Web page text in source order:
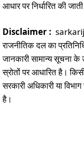
आधार पर निर्धारित की
Disclaimer :
राजनीतिक दल का
जानकारी सामान्य सूचना के
स्रोतों पर आधारित है।
सरकारी अधिकारी या
है।